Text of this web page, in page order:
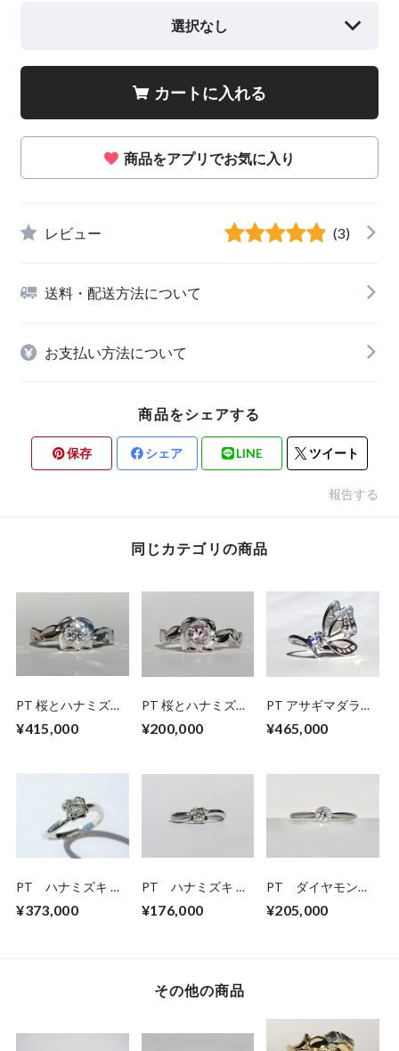
選択なし
カートに入れる
商品をアプリでお気に入り
レビュー (3)
送料・配送方法について
お支払い方法について
商品をシェアする
保存 シェア LINE ツイート
報告する
同じカテゴリの商品
PT 桜とハナミズキ
のダイヤモンドリン
グ
¥415,000
PT 桜とハナミズキ
のモルガナイトリン
グ
¥200,000
PT アサギマダラの
ダイヤモンドリング
¥465,000
PT ハナミズキ ダ
イヤモンドリング
（受注生産）
¥373,000
PT ハナミズキ ダ
イヤモンドリング
(0.18ct)
¥176,000
PT ダイヤモンド
リング SE-ap
¥205,000
その他の商品